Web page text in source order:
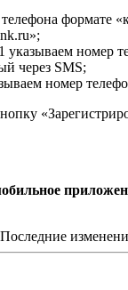
формате
указываем номер
через SMS;
номер